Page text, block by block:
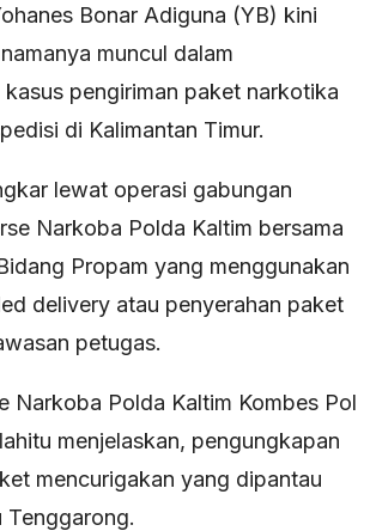
Bonar Adiguna (YB) kini
muncul dalam
pengiriman paket narkotika
di Kalimantan Timur.
lewat operasi gabungan
Narkoba Polda Kaltim bersama
Propam yang menggunakan
delivery atau penyerahan paket
petugas.
Narkoba Polda Kaltim Kombes Pol
menjelaskan, pengungkapan
mencurigakan yang dipantau
Tenggarong.